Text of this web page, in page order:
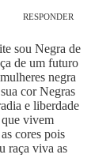
RESPONDER
sou Negra de
de um futuro
negra
cor Negras
e liberdade
que vivem
cores pois
raça viva as